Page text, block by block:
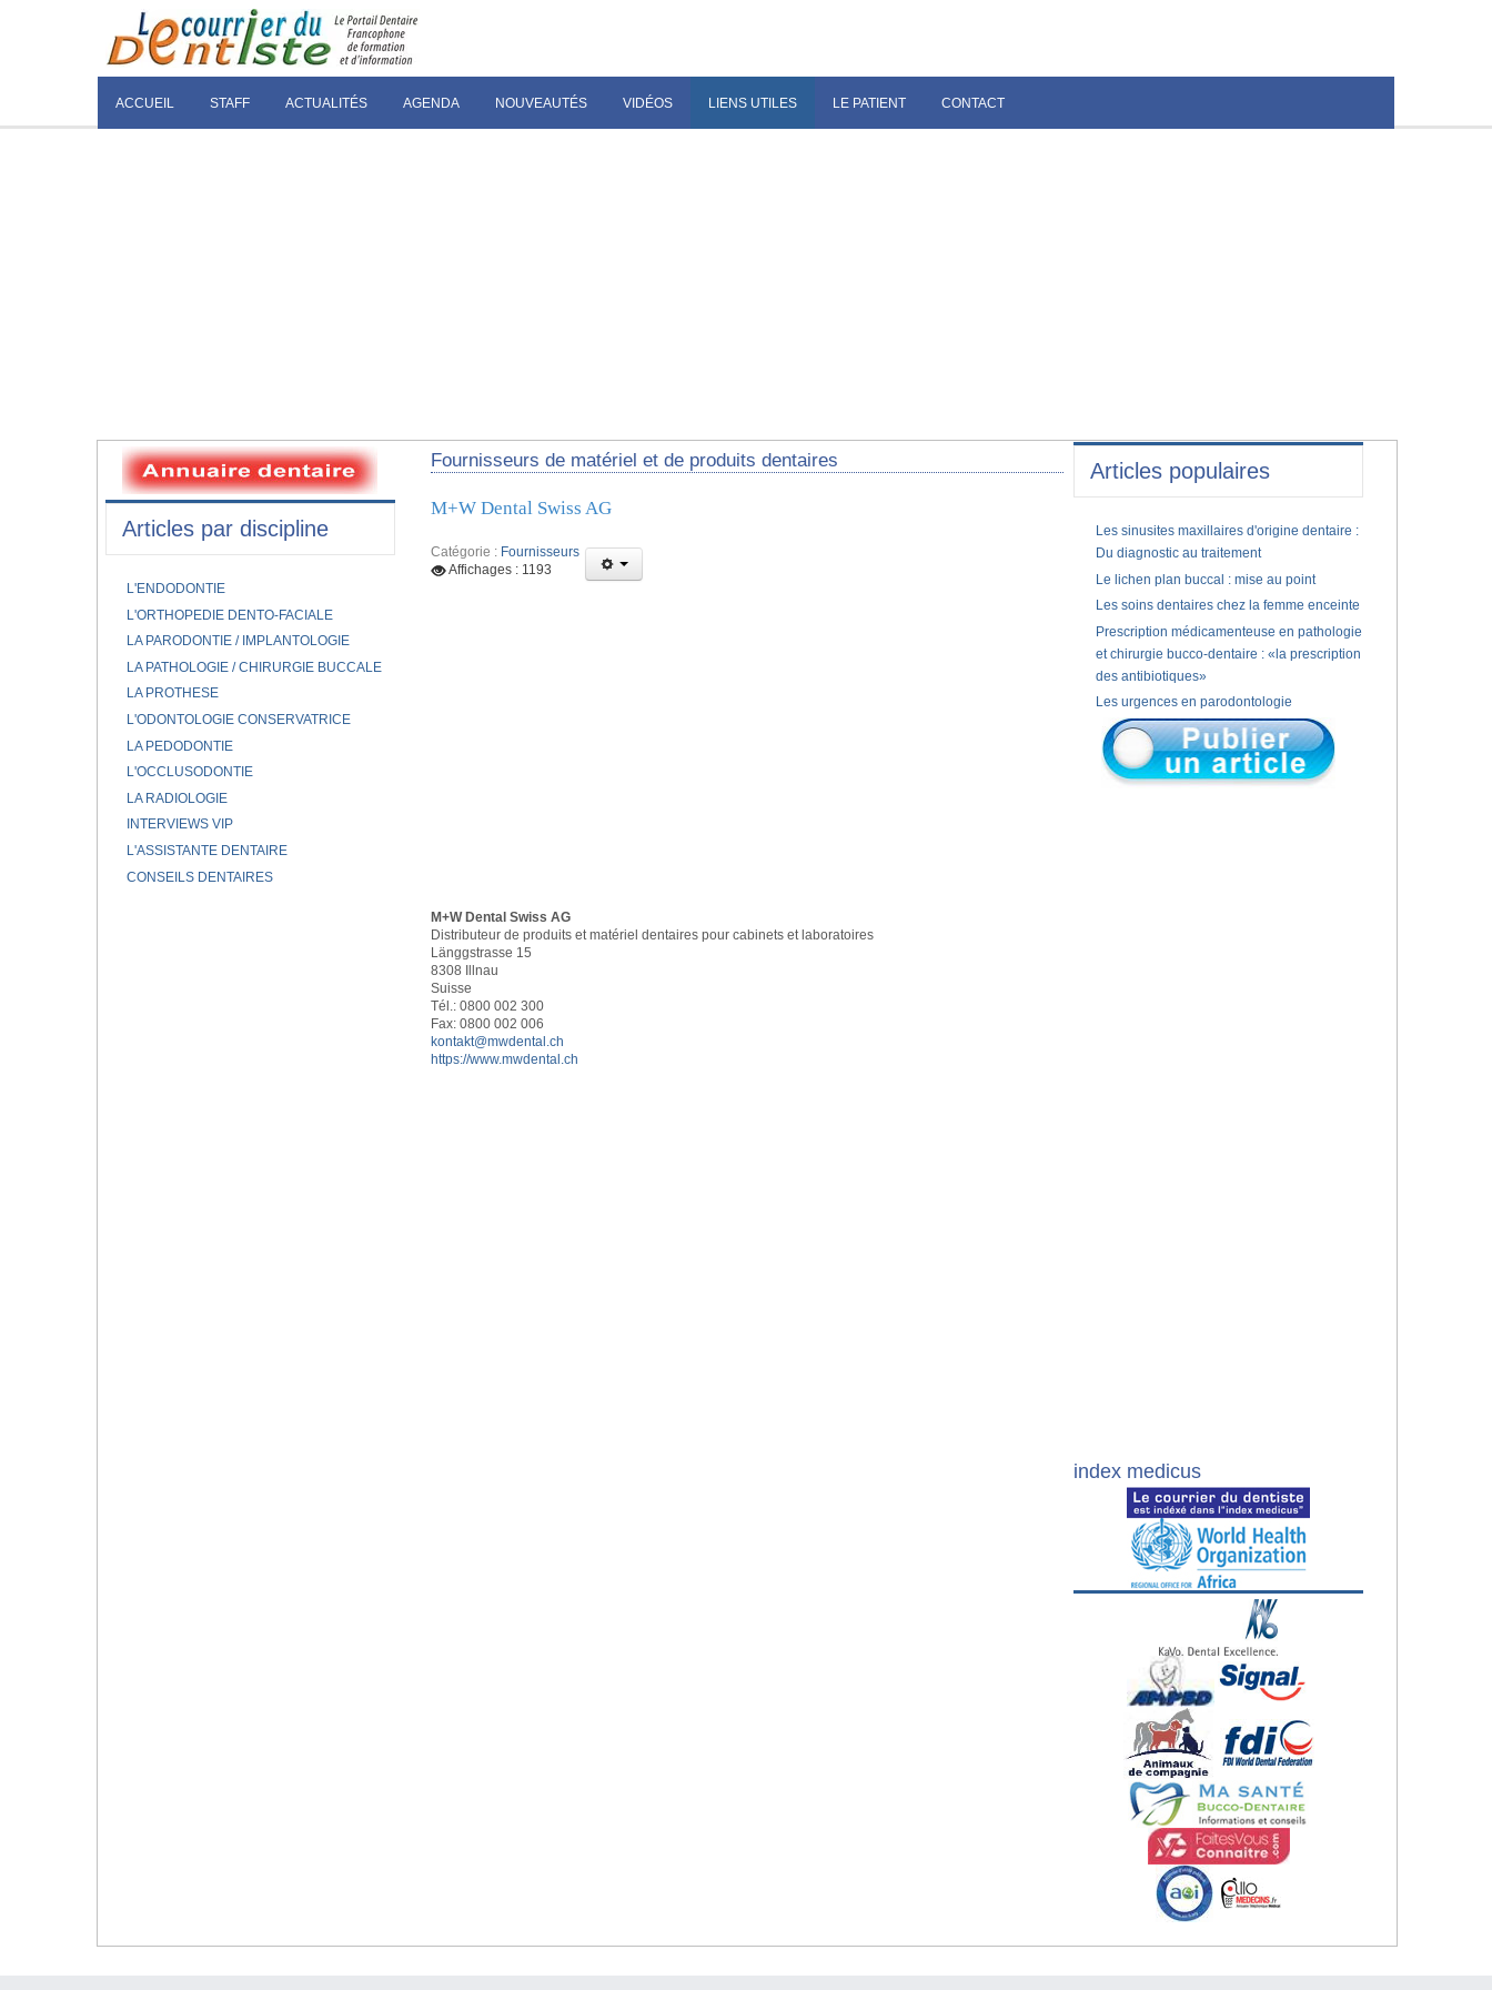
ACCUEIL STAFF ACTUALITÉS AGENDA NOUVEAUTÉS VIDÉOS LIENS UTILES LE PATIENT CONTACT
Fournisseurs de matériel et de produits dentaires
M+W Dental Swiss AG
Catégorie : Fournisseurs
Affichages : 1193
M+W Dental Swiss AG
Distributeur de produits et matériel dentaires pour cabinets et laboratoires
Länggstrasse 15
8308 Illnau
Suisse
Tél.: 0800 002 300
Fax: 0800 002 006
kontakt@mwdental.ch
https://www.mwdental.ch
Articles par discipline
L'ENDODONTIE
L'ORTHOPEDIE DENTO-FACIALE
LA PARODONTIE / IMPLANTOLOGIE
LA PATHOLOGIE / CHIRURGIE BUCCALE
LA PROTHESE
L'ODONTOLOGIE CONSERVATRICE
LA PEDODONTIE
L'OCCLUSODONTIE
LA RADIOLOGIE
INTERVIEWS VIP
L'ASSISTANTE DENTAIRE
CONSEILS DENTAIRES
Articles populaires
Les sinusites maxillaires d'origine dentaire :
Du diagnostic au traitement
Le lichen plan buccal : mise au point
Les soins dentaires chez la femme enceinte
Prescription médicamenteuse en pathologie
et chirurgie bucco-dentaire : «la prescription
des antibiotiques»
Les urgences en parodontologie
index medicus